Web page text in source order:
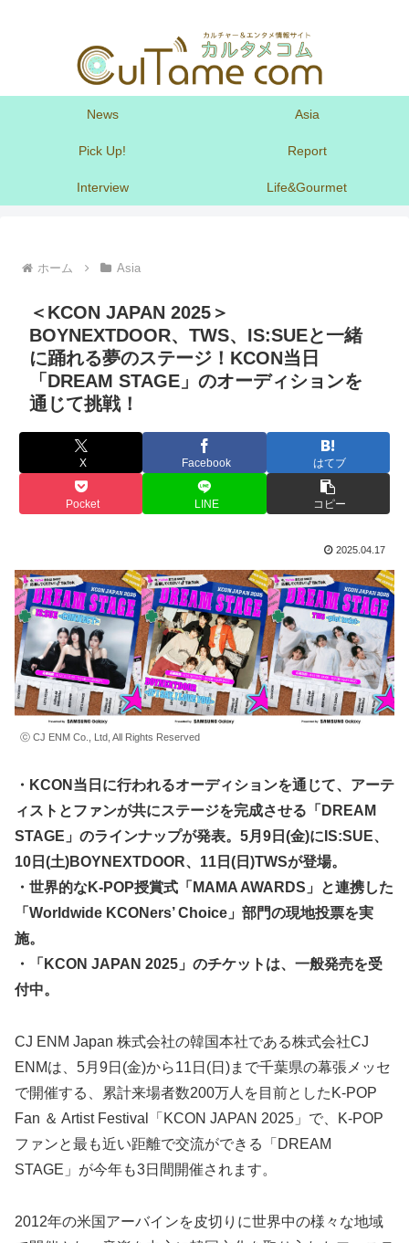
News Asia
Pick Up! Report
Interview Life&Gourmet
ホーム Asia
＜KCON JAPAN 2025＞
BOYNEXTDOOR、TWS、IS:SUEと一緒
に踊れる夢のステージ！KCON当日
「DREAM STAGE」のオーディションを
通じて挑戦！
X Facebook はてブ
Pocket LINE コピー
2025.04.17
ⓒ CJ ENM Co., Ltd, All Rights Reserved
・KCON当日に行われるオーディションを通じて、アーテ
ィストとファンが共にステージを完成させる「DREAM
STAGE」のラインナップが発表。5月9日(金)にIS:SUE、
10日(土)BOYNEXTDOOR、11日(日)TWSが登場。
・世界的なK-POP授賞式「MAMA AWARDS」と連携した
「Worldwide KCONers’ Choice」部門の現地投票を実
施。
・「KCON JAPAN 2025」のチケットは、一般発売を受
付中。
CJ ENM Japan 株式会社の韓国本社である株式会社CJ
ENMは、5月9日(金)から11日(日)まで千葉県の幕張メッセ
で開催する、累計来場者数200万人を目前としたK-POP
Fan ＆ Artist Festival「KCON JAPAN 2025」で、K-POP
ファンと最も近い距離で交流ができる「DREAM
STAGE」が今年も3日間開催されます。
2012年の米国アーバインを皮切りに世界中の様々な地域